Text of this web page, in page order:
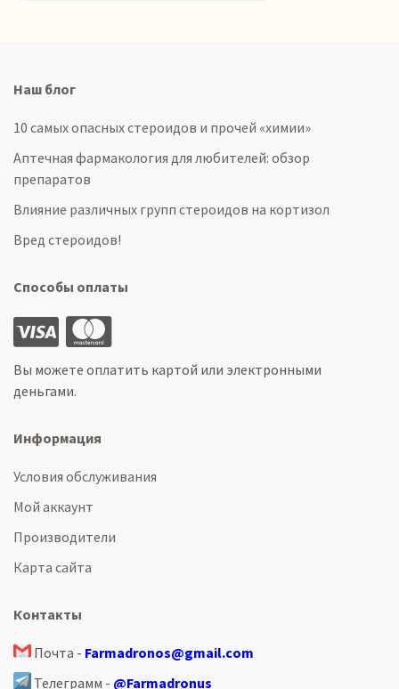
Наш блог
10 самых опасных стероидов и прочей «химии»
Аптечная фармакология для любителей: обзор
препаратов
Влияние различных групп стероидов на кортизол
Вред стероидов!
Способы оплаты
Вы можете оплатить картой или электронными
деньгами.
Информация
Условия обслуживания
Мой аккаунт
Производители
Карта сайта
Контакты
Почта - Farmadronos@gmail.com
Телеграмм - @Farmadronus